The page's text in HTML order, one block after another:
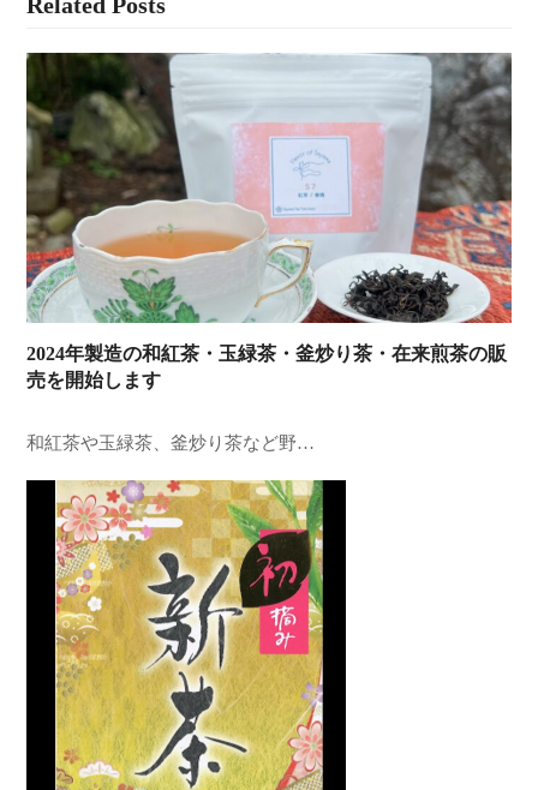
2024年製造の和紅茶・玉緑茶・釜炒り茶・在来煎茶の販
売を開始します
和紅茶や玉緑茶、釜炒り茶など野…